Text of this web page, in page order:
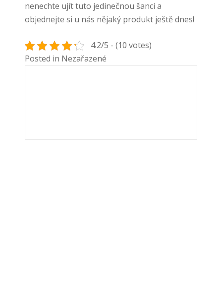
nenechte ujít tuto jedinečnou šanci a
objednejte si u nás nějaký produkt ještě dnes!
4.2/5 - (10 votes)
Posted in Nezařazené